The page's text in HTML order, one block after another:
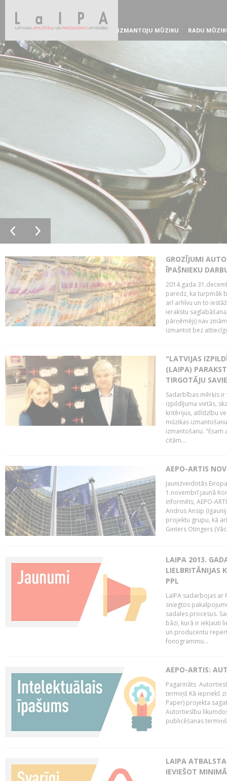
IZMANTOJU MŪZIKU RADU
GROZĪJUMI
ĪPAŠNIEKU
2014.gada
paredz, ka turpmāk
arī arhīvu un to
ierakstu
pārņēmēji) nav
izmantot bez
"LATVIJAS
(LAIPA)
TIRGOTĀJU
Sadarbības mērķis
izpildījuma vietās,
kritērijus, atlīdzību
mūzikas
izmantošanu.
citām...
AEPO-ARTIS
Jaunizveidotās
1.novembrī jaunā
informēts, AEPO-
Andrus Ansip
projektu grupu, kā
Ginters Otingers
LAIPA 2013.
LIELBRITĀNIJAS
PPL
LaIPA sadarbojas
sniegtos
sadales procesus.
bāzi, kurā ir iekļauti
un producentu
fonogrammu...
AEPO-ARTIS:
Pagarināts
termiņš Kā iepriekš
Paper) projekta
Autortiesību
publicēšanas
LAIPA
IEVIEŠOT